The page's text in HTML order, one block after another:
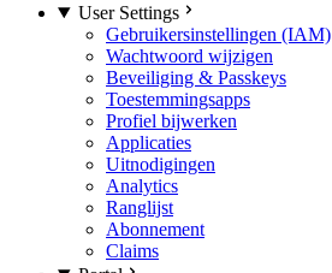
User Settings
Gebruikersinstellingen (IAM)
Wachtwoord wijzigen
Beveiliging & Passkeys
Toestemmingsapps
Profiel bijwerken
Applicaties
Uitnodigingen
Analytics
Ranglijst
Abonnement
Claims